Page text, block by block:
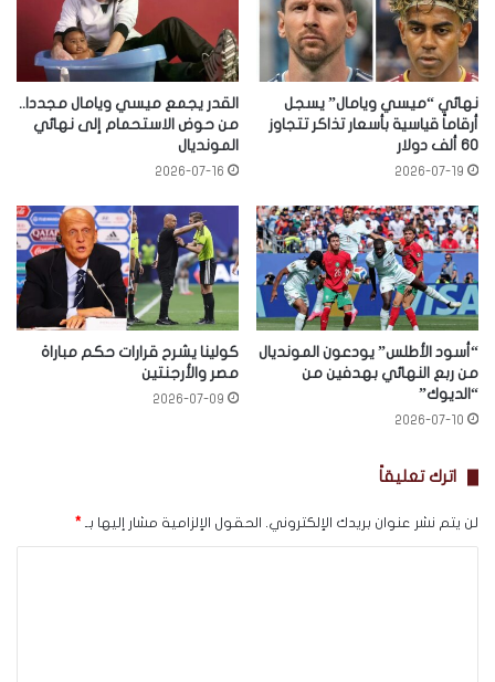
نهائي “ميسي ويامال” يسجل
أرقاماً قياسية بأسعار تذاكر تتجاوز
60 ألف دولار
2026-07-19
القدر يجمع ميسي ويامال مجددا..
من حوض الاستحمام إلى نهائي
المونديال
2026-07-16
“أسود الأطلس” يودعون المونديال
من ربع النهائي بهدفين من
“الديوك”
2026-07-10
كولينا يشرح قرارات حكم مباراة
مصر والأرجنتين
2026-07-09
اترك تعليقاً
لن يتم نشر عنوان بريدك الإلكتروني. الحقول الإلزامية مشار إليها بـ *